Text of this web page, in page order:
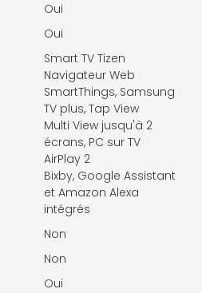
Oui
Oui
Smart TV Tizen
Navigateur Web
SmartThings, Samsung
TV plus, Tap View
Multi View jusqu'à 2
écrans, PC sur TV
AirPlay 2
Bixby, Google Assistant
et Amazon Alexa
intégrés
Non
Non
Oui